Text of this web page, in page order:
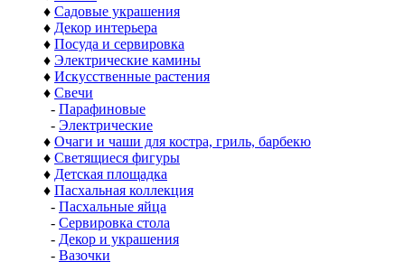
♦ Садовые украшения
♦ Декор интерьера
♦ Посуда и сервировка
♦ Электрические камины
♦ Искусственные растения
♦ Свечи
- Парафиновые
- Электрические
♦ Очаги и чаши для костра, гриль, барбекю
♦ Светящиеся фигуры
♦ Детская площадка
♦ Пасхальная коллекция
- Пасхальные яйца
- Сервировка стола
- Декор и украшения
- Вазочки